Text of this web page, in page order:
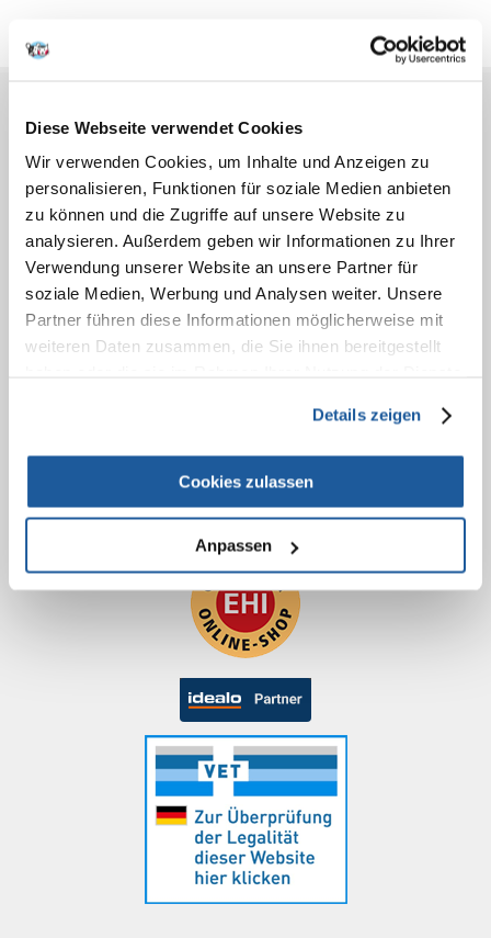
Diese Webseite verwendet Cookies
Wir verwenden Cookies, um Inhalte und Anzeigen zu
personalisieren, Funktionen für soziale Medien anbieten
zu können und die Zugriffe auf unsere Website zu
analysieren. Außerdem geben wir Informationen zu Ihrer
Verwendung unserer Website an unsere Partner für
soziale Medien, Werbung und Analysen weiter. Unsere
Partner führen diese Informationen möglicherweise mit
weiteren Daten zusammen, die Sie ihnen bereitgestellt
Details zeigen
Cookies zulassen
Anpassen
VOR DEM KAUF
BESTELLEN
NACH DEM KAUF
KONTAKT